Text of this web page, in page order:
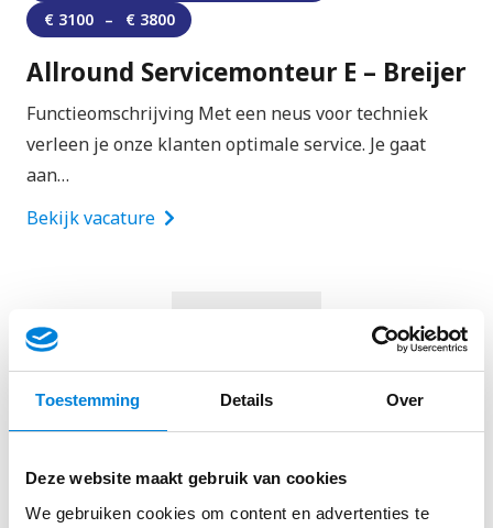
Toestemming Details Over
Deze website maakt gebruik van cookies
We gebruiken cookies om content en advertenties te
€ 3100 – € 3800
Allround Servicemonteur E – Breijer
Functieomschrijving Met een neus voor techniek
verleen je onze klanten optimale service. Je gaat
aan…
Bekijk vacature
Laad meer
Bekijk alle elektricien vacatures